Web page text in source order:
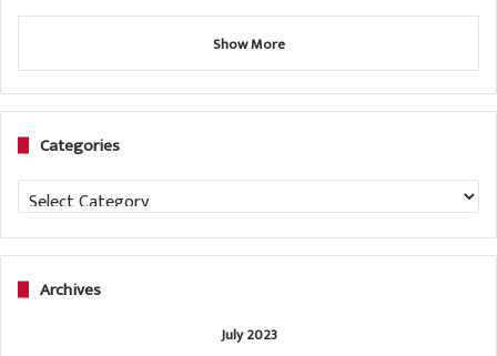
Show More
Categories
Categories
Archives
July 2023